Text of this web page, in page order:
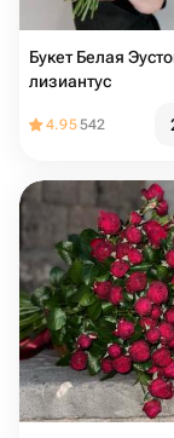
Букет Белая
лизиантус
4.95542